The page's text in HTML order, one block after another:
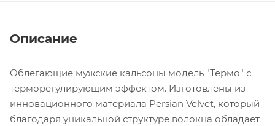
Описание
Облегающие мужские кальсоны модель "Термо" с
терморегулирующим эффектом. Изготовлены из
инновационного материала Persian Velvet, который
благодаря уникальной структуре волокна обладает